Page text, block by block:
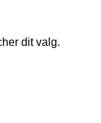
dit valg.